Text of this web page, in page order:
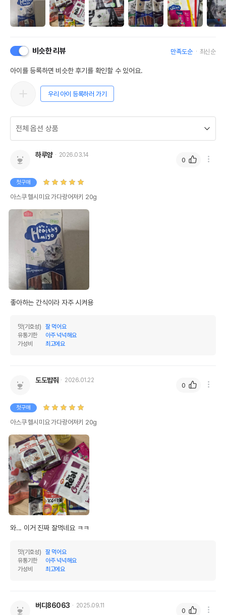
비슷한 리뷰 만족도순 최신순
아이를 등록하면 비슷한 후기를 확인할 수 있어요.
우리 아이 등록하러 가기
하루얌 2026.03.14
첫구매
아스쿠 헬시미요 가다랑어져키 20g
좋아하는 간식이라 자주 시켜용
맛(기호성)
잘 먹어요
유통기한
아주 넉넉해요
가성비
최고에요
0
도도밥줘 2026.01.22
첫구매
아스쿠 헬시미요 가다랑어져키 20g
와... 이거 진짜 잘먹네요 ㅋㅋ
맛(기호성)
잘 먹어요
유통기한
아주 넉넉해요
가성비
최고에요
0
버디86063 2025.09.11
0